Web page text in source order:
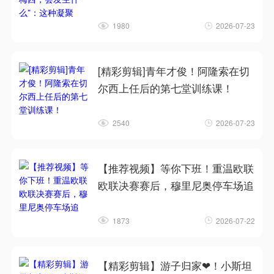
1980 2026-07-23
[精彩剪辑]青年才俊！阿隆索在切
尔西上任后的第七堂训练课！
2540 2026-07-23
【推荐视频】等你下班！重温欧联
欧联决赛赛后，穆里尼奥停车场追
1873 2026-07-22
【精彩剪辑】游子归家❤！小斯坦